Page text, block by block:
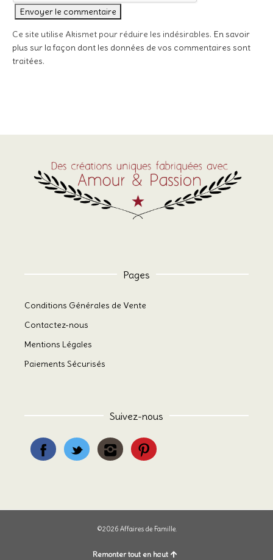
Ce site utilise Akismet pour réduire les indésirables. En savoir
plus sur la façon dont les données de vos commentaires sont
traitées.
Pages
Conditions Générales de Vente
Contactez-nous
Mentions Légales
Paiements Sécurisés
Suivez-nous
©2026 Affaires de Famille.
Remonter tout en haut